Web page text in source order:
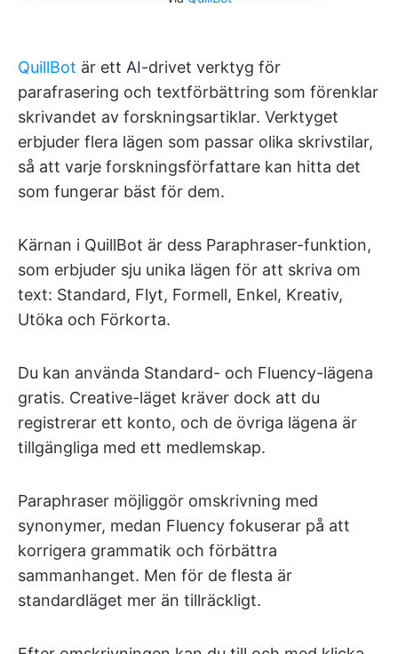
QuillBot är ett AI-drivet verktyg för
parafrasering och textförbättring som förenklar
skrivandet av forskningsartiklar. Verktyget
erbjuder flera lägen som passar olika skrivstilar,
så att varje forskningsförfattare kan hitta det
som fungerar bäst för dem.
Kärnan i QuillBot är dess Paraphraser-funktion,
som erbjuder sju unika lägen för att skriva om
text: Standard, Flyt, Formell, Enkel, Kreativ,
Utöka och Förkorta.
Du kan använda Standard- och Fluency-lägena
gratis. Creative-läget kräver dock att du
registrerar ett konto, och de övriga lägena är
tillgängliga med ett medlemskap.
Paraphraser möjliggör omskrivning med
synonymer, medan Fluency fokuserar på att
korrigera grammatik och förbättra
sammanhanget. Men för de flesta är
standardläget mer än tillräckligt.